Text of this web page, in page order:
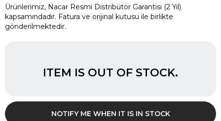
Ürünlerimiz, Nacar Resmi Distribütör Garantisi (2 Yıl)
kapsamındadır. Fatura ve orijinal kutusu ile birlikte
gönderilmektedir.
ITEM IS OUT OF STOCK.
NOTIFY ME WHEN IT IS IN STOCK